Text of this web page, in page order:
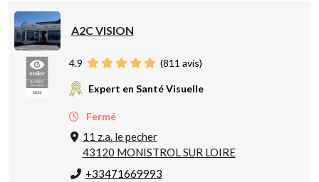
A2C VISION
4.9 (811 avis)
Expert en Santé Visuelle
Fermé
11 z.a. le pecher
43120 MONISTROL SUR LOIRE
+33471669993